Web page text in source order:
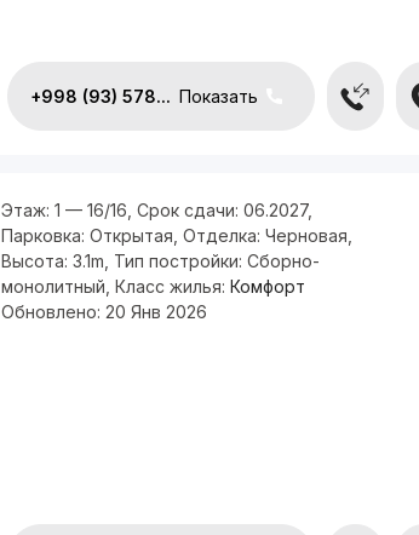
+998 (93) 578... Показать
Этаж: 1 — 16/16 Срок сдачи: 06.2027,
Парковка: Открытая Отделка: Черновая
Высота: 3.1m Тип постройки: Сборно-
монолитный Класс жилья: Комфорт
Обновлено: 20 Янв 2026